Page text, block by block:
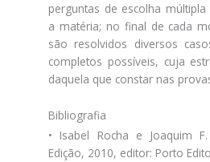
perguntas de escolha
a matéria; no final de cada
são resolvidos diversos
completos possíveis, cuja
daquela que constar nas
Bibliografia
• Isabel Rocha e Joaquim
Edição, 2010, editor: Porto